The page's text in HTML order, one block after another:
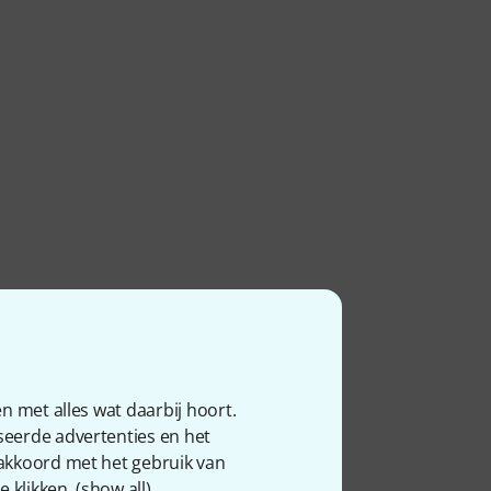
met alles wat daarbij hoort.
advertenties en het
met het gebruik van